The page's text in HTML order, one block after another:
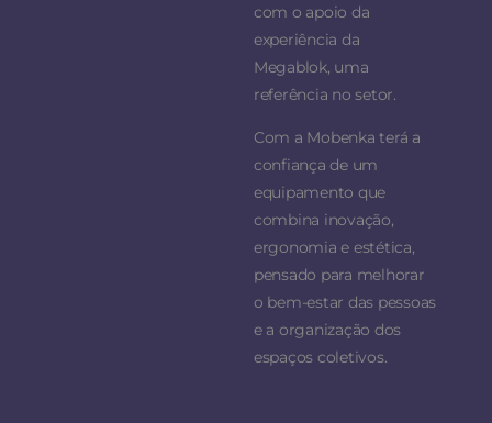
com o apoio da
experiência da
Megablok, uma
referência no setor.
Com a Mobenka terá a
confiança de um
equipamento que
combina inovação,
ergonomia e estética,
pensado para melhorar
o bem-estar das pessoas
e a organização dos
espaços coletivos.